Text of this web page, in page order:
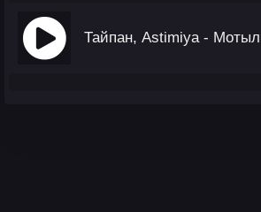
Тайпан, Astimiya -